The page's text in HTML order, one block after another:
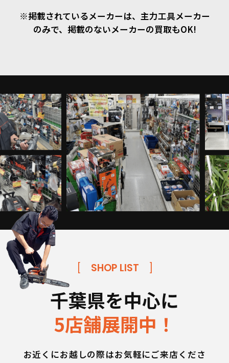
※掲載されているメーカーは、主力工具メーカー
のみで、掲載のないメーカーの買取もOK!
[ SHOP LIST ]
千葉県を中心に
5店舗展開中！
お近くにお越しの際はお気軽にご来店くださ